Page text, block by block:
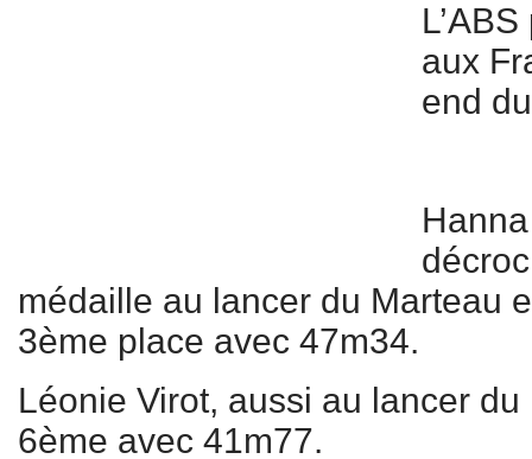
aux
end
médaille au lancer du Marteau
3ème place avec 47m34.
Léonie Virot, aussi au lancer
6ème avec 41m77.